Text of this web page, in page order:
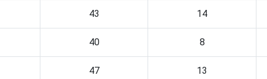
43 14
40 8
47 13